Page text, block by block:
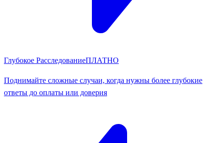
Глубокое РасследованиеПЛАТНО
Поднимайте сложные случаи, когда нужны более глубокие
ответы до оплаты или доверия